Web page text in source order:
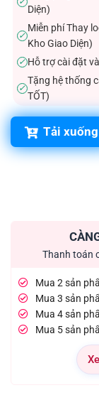
Diện)
✓
Miễn phí Thay
Kho Giao Diện)
✓Hỗ trợ cài đặt
✓
Tặng hệ thống
TỐT)
Tải xuống
Thanh toán
Mua 2 sản
Mua 3 sản
Mua 4 sản
Mua 5 sản